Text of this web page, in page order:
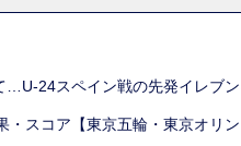
24スペイン戦の先発イレブ
スコア【東京五輪・東京オリン